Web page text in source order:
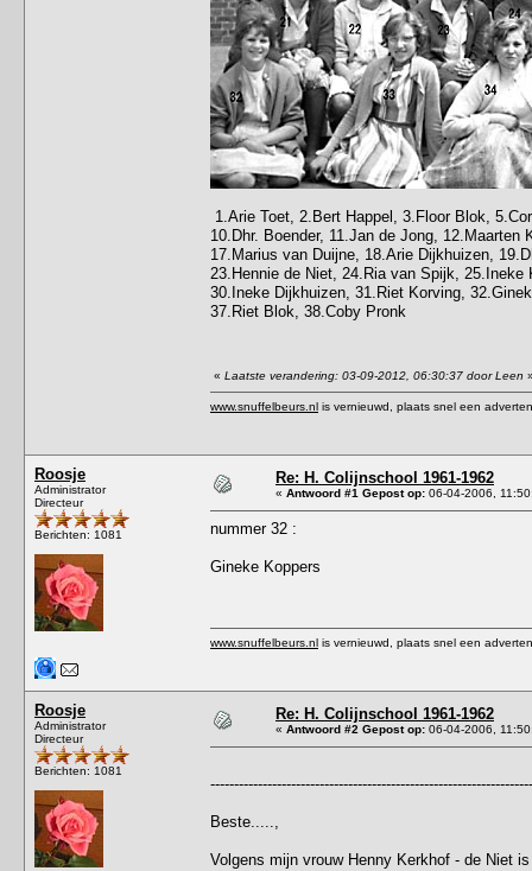
1.Arie Toet, 2.Bert Happel, 3.Floor Blok,
10.Dhr. Boender, 11.Jan de Jong,
17.Marius van Duijne, 18.Arie Dijkhuizen,
23.Hennie de Niet, 24.Ria van Spijk,
30.Ineke Dijkhuizen, 31.Riet Korving,
37.Riet Blok, 38.Coby Pronk
« Laatste verandering: 03-09-2012, 06:30:37 door Leen
www.snuffelbeurs.nl is vernieuwd, plaats snel een
Roosje
Administrator
Directeur
Berichten: 1081
Re: H. Colijnschool 1961-1962
« Antwoord #1 Gepost op: 06-04-2006,
nummer 32 :
Gineke Koppers
www.snuffelbeurs.nl is vernieuwd, plaats snel een
Roosje
Administrator
Directeur
Berichten: 1081
Re: H. Colijnschool 1961-1962
« Antwoord #2 Gepost op: 06-04-2006,
Beste.....,
Volgens mijn vrouw Henny Kerkhof - de Niet